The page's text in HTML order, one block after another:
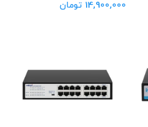
14,900,000 تومان